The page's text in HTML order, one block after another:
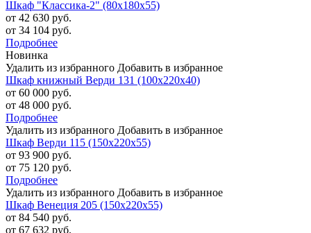
Шкаф "Классика-2" (80х180х55)
от 42 630 руб.
от 34 104 руб.
Подробнее
Новинка
Удалить из избранного Добавить в избранное
Шкаф книжный Верди 131 (100х220х40)
от 60 000 руб.
от 48 000 руб.
Подробнее
Удалить из избранного Добавить в избранное
Шкаф Верди 115 (150х220х55)
от 93 900 руб.
от 75 120 руб.
Подробнее
Удалить из избранного Добавить в избранное
Шкаф Венеция 205 (150х220х55)
от 84 540 руб.
от 67 632 руб.